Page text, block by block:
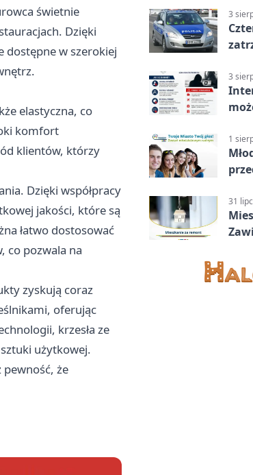
świetnie
Dzięki
dostępne w szerokiej
elastyczna, co
komfort
klientów, którzy
Dzięki współpracy
jakości, które są
łatwo dostosować
co pozwala na
zyskują coraz
oferując
krzesła ze
użytkowej.
że
3
3
1
31